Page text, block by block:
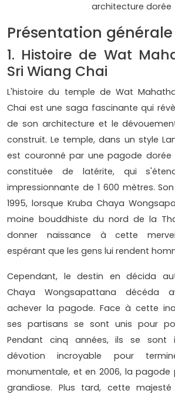
architecture dorée
Présentation générale
1. Histoire de Wat
Sri Wiang Chai
L'histoire du temple de Wat
Chai est une saga fascinante qui
de son architecture et le
construit. Le temple, dans un style
est couronné par une pagode dorée
constituée de latérite, qui
impressionnante de 1 600 mètres.
1995, lorsque Kruba Chaya
moine bouddhiste du nord de la
donner naissance à cette
espérant que les gens lui rendent
Cependant, le destin en décida
Chaya Wongsapattana décéda
achever la pagode. Face à cette
ses partisans se sont unis pour
Pendant cinq années, ils se sont
dévotion incroyable pour
monumentale, et en 2006, la
grandiose. Plus tard, cette